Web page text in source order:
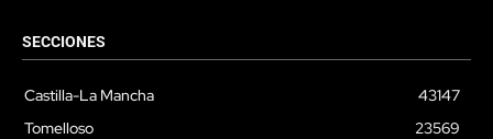
SECCIONES
Castilla-La Mancha
43147
Tomelloso
23569